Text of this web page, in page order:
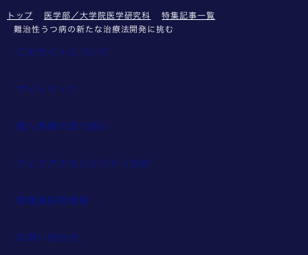
トップ 医学部／大学院医学研究科
特集記事一覧
難治性うつ病の新たな治療法開発に挑む
このサイトについて
サイトマップ
個人情報の取り扱い
ウェブアクセシビリティ方針
教職員採用情報
お問い合わせ